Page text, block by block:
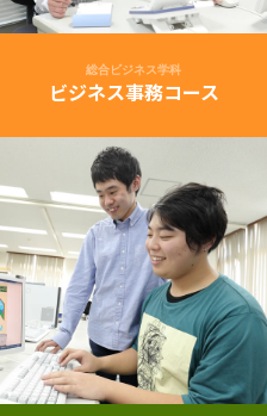
総合ビジネス学科
ビジネス事務コース